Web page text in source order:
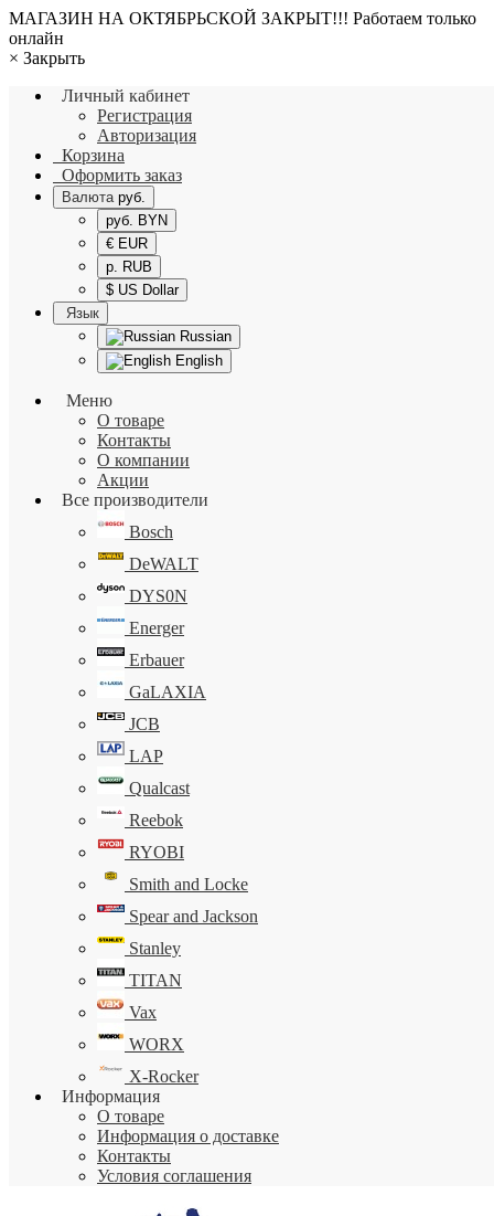
МАГАЗИН НА ОКТЯБРЬСКОЙ ЗАКРЫТ!!! Работаем только
онлайн
× Закрыть
Личный кабинет
Регистрация
Авторизация
Корзина
Оформить заказ
Валюта руб.
руб. BYN
€ EUR
р. RUB
$ US Dollar
Язык
Russian
English
Меню
О товаре
Контакты
О компании
Акции
Все производители
Bosch
DeWALT
DYS0N
Energer
Erbauer
GaLAXIA
JCB
LAP
Qualcast
Reebok
RYOBI
Smith and Locke
Spear and Jackson
Stanley
TITAN
Vax
WORX
X-Rocker
Информация
О товаре
Информация о доставке
Контакты
Условия соглашения